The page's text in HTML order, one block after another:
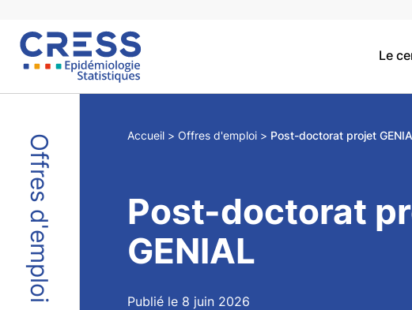
Le
Offres d'emploi Accueil Offres d'emploi Post-doctorat projet
Post-doctorat
GENIAL
Publié le 8 juin 2026